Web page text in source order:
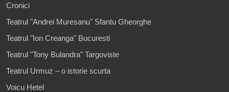
Cronici
Teatrul "Andrei Muresanu" Sfantu Gheorghe
Teatrul "Ion Creanga" Bucuresti
Teatrul "Tony Bulandra" Targoviste
Teatrul Urmuz – o istorie scurta
Voicu Hetel